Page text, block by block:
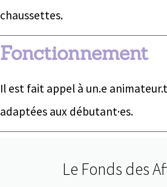
chaussettes.
Fonctionnement
Il est fait appel à un.e
adaptées aux débutant·es.
Le Fonds des